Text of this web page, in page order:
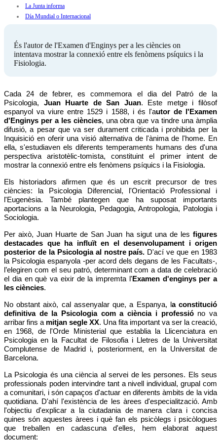
La Junta informa
Día Mundial o Internacional
És l'autor de l'Examen d'Enginys per a les ciències on
intentava mostrar la connexió entre els fenòmens psíquics i la
Fisiologia.
Cada 24 de febrer, es commemora el dia del Patró de la
Psicologia, Juan Huarte de San Juan. Este metge i filòsof
espanyol va viure entre 1529 i 1588, i és l'autor de l'Examen
d'Enginys per a les ciències, una obra que va tindre una àmplia
difusió, a pesar que va ser durament criticada i prohibida per la
Inquisició en oferir una visió alternativa de l'ànima de l'home. En
ella, s'estudiaven els diferents temperaments humans des d'una
perspectiva aristotèlic-tomista, constituint el primer intent de
mostrar la connexió entre els fenòmens psíquics i la Fisiologia.
Els historiadors afirmen que és un escrit precursor de tres
ciències: la Psicologia Diferencial, l'Orientació Professional i
l'Eugenèsia. També plantegen que ha suposat importants
aportacions a la Neurologia, Pedagogia, Antropologia, Patologia i
Sociologia.
Per això, Juan Huarte de San Juan ha sigut una de les figures
destacades que ha influït en el desenvolupament i origen
posterior de la Psicologia al nostre país. D'ací ve que en 1983
la Psicologia espanyola -per acord dels degans de les Facultats-,
l’elegiren com el seu patró, determinant com a data de celebració
el dia en què va eixir de la impremta l' Examen d'enginys per a
les ciències.
No obstant això, cal assenyalar que, a Espanya, l a constitució
definitiva de la Psicologia com a ciència i professió no va
arribar fins a mitjan segle XX. Una fita important va ser la creació,
en 1968, de l'Orde Ministerial que establia la Llicenciatura en
Psicologia en la Facultat de Filosofia i Lletres de la Universitat
Complutense de Madrid i, posteriorment, en la Universitat de
Barcelona.
La Psicologia és una ciència al servei de les persones. Els seus
professionals poden intervindre tant a nivell individual, grupal com
a comunitari, i són capaços d'actuar en diferents àmbits de la vida
quotidiana. D'ahí l'existència de les àrees d'especialització. Amb
l'objectiu d'explicar a la ciutadania de manera clara i concisa
quines són aquestes àrees i què fan els psicòlegs i psicòlogues
que treballen en cadascuna d'elles, hem elaborat aquest
document: